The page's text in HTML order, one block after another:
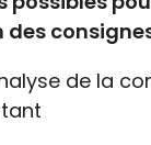
des
de la